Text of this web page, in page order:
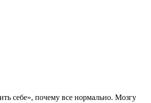
себе», почему все нормально. Мозгу